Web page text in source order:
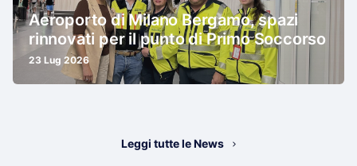
Aeroporto di Milano Bergamo, spazi
rinnovati per il punto di Primo Soccorso
23 Lug 2026
Leggi tutte le News